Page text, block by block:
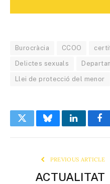
Burocràcia CCOO
Delictes sexuals
Llei de protecció del menor
TwitterBlueskyLinkedIn
PREVIOUS ARTICLE
ACTUALITAT